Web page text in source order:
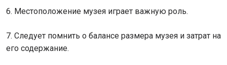
6. Местоположение музея играет важную роль.
7. Следует помнить о балансе размера музея и затрат на
его содержание.